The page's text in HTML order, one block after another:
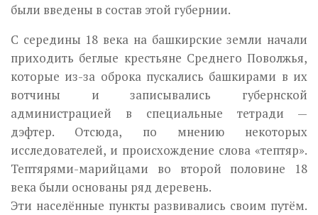
были введены в состав этой губернии.
С середины 18 века на башкирские земли начали
приходить беглые крестьяне Среднего Поволжья,
которые из-за оброка пускались башки­рами в их
вотчины и записывались губернской
администрацией в спе­циальные тетради —
дэфтер. Отсюда, по мнению некоторых
исследовате­лей, и происхождение слова «тептяр».
Тептярями-марийцами во второй половине 18
века были основаны ряд деревень.
Эти населённые пункты развивались своим путём.